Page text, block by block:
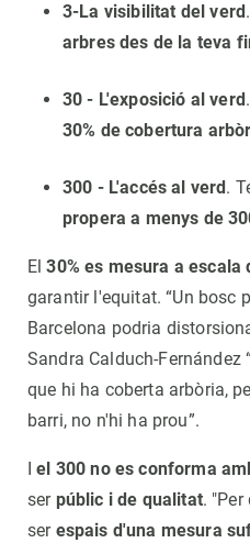
3-La visibilitat del verd
arbres des de la teva
30 - L'exposició al verd
30% de cobertura
300 - L'accés al verd .
propera a menys de
El30% es mesura a escala
garantir l'equitat. “Un bosc
Barcelona podria
Sandra Calduch-Fernández
que hi ha coberta arbòria,
barri, no n'hi ha prou”.
Iel 300 no es conforma
ser públic i de qualitat.
ser espais d'una mesura